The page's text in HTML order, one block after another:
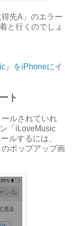
先A」のエラー
と行くのでしょ
』をiPhoneにイ
ト
ルされていれ
「iLoveMusic
ルするには、
ポップアップ画